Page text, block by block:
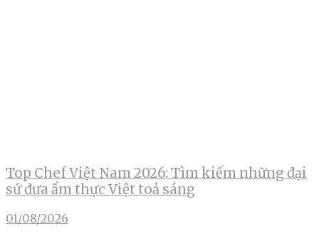
Top Chef Việt Nam 2026: Tìm kiếm những đại
sứ đưa ẩm thực Việt toả sáng
01/08/2026